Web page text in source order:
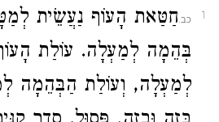
1
חַטַּאת הָעוֹף נַעֲשֵׂית
בְּהֵמָה לְמַעְלָה. עוֹלַת
לְמַעְלָה, וְעוֹלַת הַבְּהֵמָה